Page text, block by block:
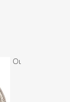
Οι